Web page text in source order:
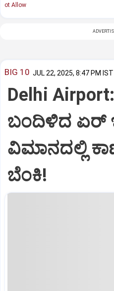
ot Allow
BIG 10 JUL 22, 2025, 8:47 PM IST
Delhi
ಬಂದಿಳಿದ ಏರ್‌
ವಿಮಾನದಲ್ಲಿ
ಬೆಂಕಿ!